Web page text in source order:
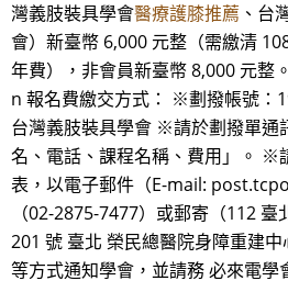
灣義肢裝具學會醫療護膝推薦 、台
會）新臺幣 6,000 元整（需繳清
年費），非會員新臺幣 8,000 元整
n 報名費繳交方式： ※劃撥帳號：
台灣義肢裝具學會 ※請於劃撥單通
名、電話、課程名稱、費用」。 ※
表，以電子郵件（E-mail:
（02-2875-7477）或郵寄（112
201 號 臺北 榮民總醫院身障重建中
等方式通知學會，並請務 必來電學